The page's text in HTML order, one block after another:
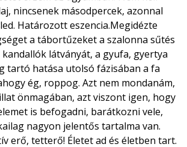
nincsenek másodpercek, azonnal
Határozott eszencia.Megidézte
a tábortűzeket a szalonna sűtés
látványát, a gyufa, gyertya
tartó hatása utolsó fázisában a fa
ég, roppog. Azt nem mondanám,
önmagában, azt viszont igen, hogy
is befogadni, barátkozni vele,
nagyon jelentős tartalma van.
erő, tetterő! Életet ad és életben tart.